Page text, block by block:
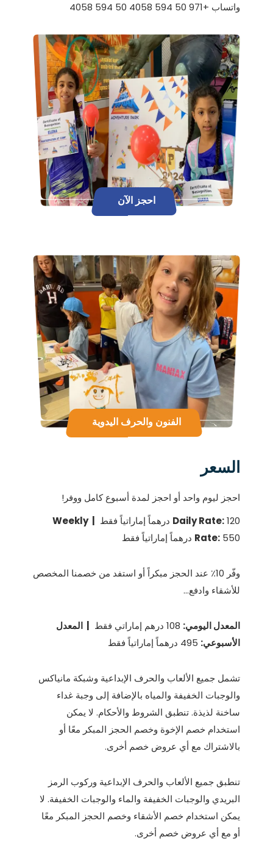
واتساب +971 50 594 4058 50 594 4058
احجز الآن
الفنون والحرف اليدوية
السعر
احجز ليوم واحد أو احجز لمدة أسبوع كامل ووفر!
Daily Rate:120 درهماً إماراتياً فقط
| Weekly
Rate: 550 درهماً إماراتياً فقط
وفّر 10٪ عند الحجز مبكراً أو استفد من خصمنا المخصص
للأشقاء وادفع...
المعدل اليومي:
| المعدل
الأسبوعي:
تشمل جميع الألعاب والحرف الإبداعية وشبكة مانياكس
والوجبات الخفيفة والمياه بالإضافة إلى وجبة غداء
ساخنة لذيذة. تنطبق الشروط والأحكام. لا يمكن
استخدام خصم الإخوة وخصم الحجز المبكر معًا أو
بالاشتراك مع أي عروض خصم أخرى.
تنطبق جميع الألعاب والحرف الإبداعية وركوب الرمز
البريدي والوجبات الخفيفة والماء والوجبات الخفيفة. لا
يمكن استخدام خصم الأشقاء وخصم الحجز المبكر معًا
أو مع أي عروض خصم أخرى.